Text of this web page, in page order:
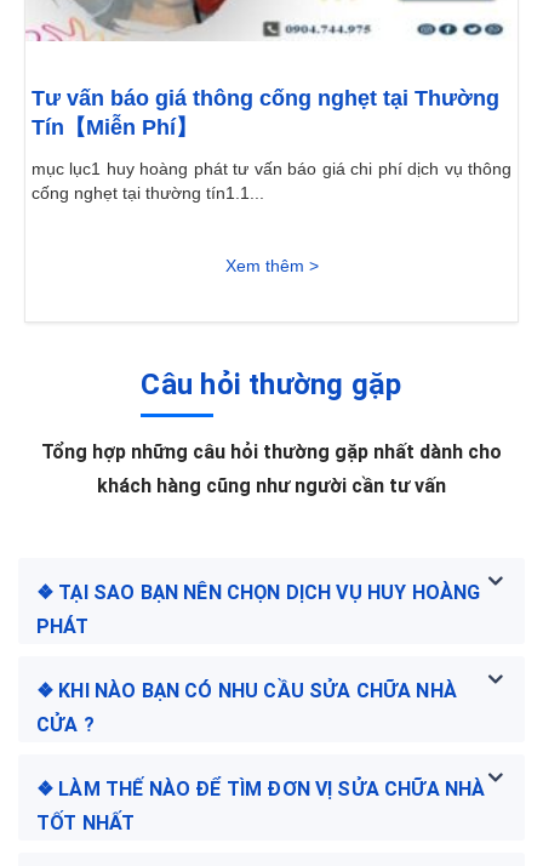
Tư vấn báo giá thông cống nghẹt tại Thường
Tín【Miễn Phí】
mục lục1 huy hoàng phát tư vấn báo giá chi phí dịch vụ thông
cống nghẹt tại thường tín1.1...
Xem thêm >
Câu hỏi thường gặp
Tổng hợp những câu hỏi thường gặp nhất dành cho
khách hàng cũng như người cần tư vấn
❖ TẠI SAO BẠN NÊN CHỌN DỊCH VỤ HUY HOÀNG
PHÁT
❖ KHI NÀO BẠN CÓ NHU CẦU SỬA CHỮA NHÀ
CỬA ?
❖ LÀM THẾ NÀO ĐỂ TÌM ĐƠN VỊ SỬA CHỮA NHÀ
TỐT NHẤT